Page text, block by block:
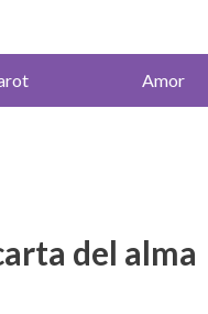
Amor
del alma